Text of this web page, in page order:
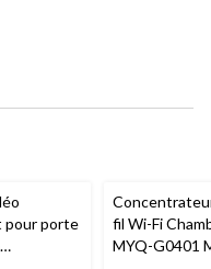
pour porte
fil Wi-Fi
MYQ-G0401